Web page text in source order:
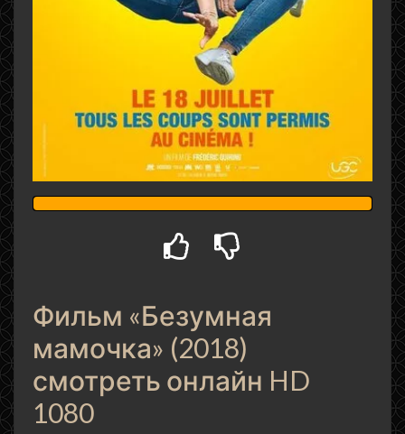
Фильм «Безумная
мамочка» (2018)
смотреть онлайн HD
1080